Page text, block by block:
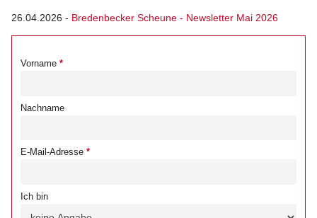
26.04.2026 - Bredenbecker Scheune - Newsletter Mai 2026
Vorname
Nachname
E-Mail-Adresse
Ich bin